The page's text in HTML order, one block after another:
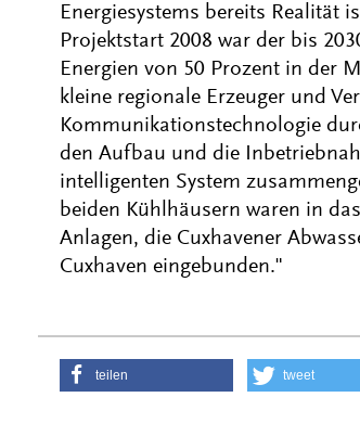
Energiesystems bereits Realität
Projektstart 2008 war der bis
Energien von 50 Prozent in der
kleine regionale Erzeuger und
Kommunikationstechnologie
den Aufbau und die
intelligenten System
beiden Kühlhäusern waren in
Anlagen, die Cuxhavener
Cuxhaven eingebunden."
teilen tweet